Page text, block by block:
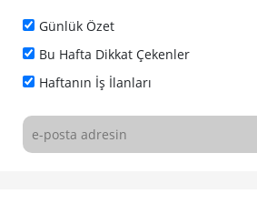
Günlük Özet
Bu Hafta Dikkat Çekenler
Haftanın İş İlanları